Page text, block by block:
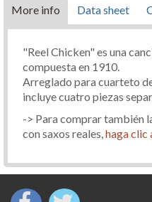
More info Data sheet
"Reel Chicken" es una
compuesta en 1910.
Arreglado para cuarteto
incluye cuatro piezas
-> Para comprar también
con saxos reales,haga clic